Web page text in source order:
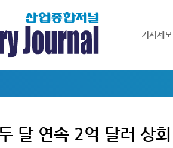
기사제보
달 연속 2억 달러 상회